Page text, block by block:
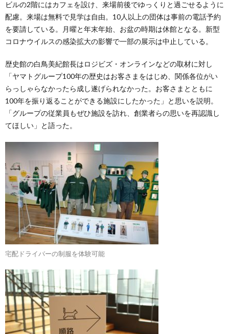
ビルの2階にはカフェを設け、来場前後でゆっくりと過ごせるように
配慮。来場は無料で見学は自由。10人以上の団体は事前の電話予約
を要請している。月曜と年末年始、お盆の時期は休館となる。新型
コロナウイルスの感染拡大の影響で一部の展示は中止している。
歴史館の白鳥美紀館長はロジビズ・オンラインなどの取材に対し
「ヤマトグループ100年の歴史はお客さまをはじめ、関係各位がい
らっしゃらなかったら成し遂げられなかった。お客さまとともに
100年を振り返ることができる施設にしたかった」と思いを説明。
「グループの従業員もぜひ施設を訪れ、創業者らの思いを再認識し
てほしい」と語った。
宅配ドライバーの制服を体験可能